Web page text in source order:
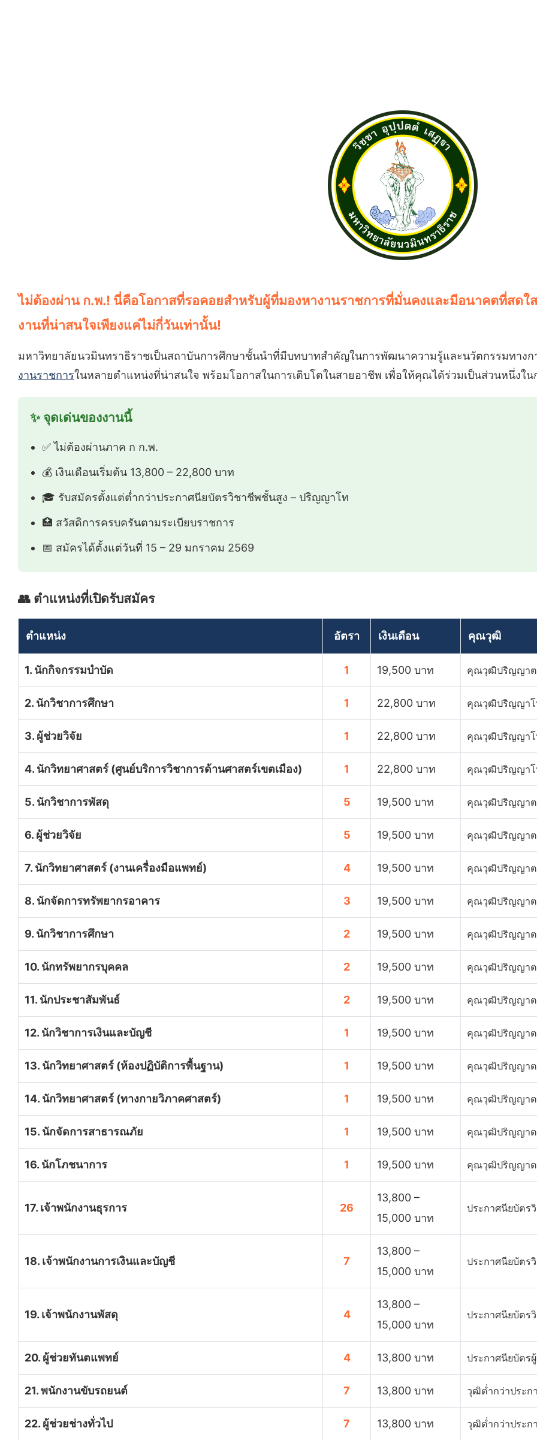
ไม่ต้องผ่าน ก.พ.! นี่คือโอกาสที่รอคอยสำหรับผู้ที่มองหางานราชการที่มั่นคงและมีอนาคตที่สด
งานที่น่าสนใจเพียงแค่ไม่กี่วันเท่านั้น!
มหาวิทยาลัยนวมินทราธิราชเป็นสถาบันการศึกษาชั้นนำที่มีบทบาทสำคัญในการพัฒนาความรู้และนวัตกรรมทางก
งานราชการในหลายตำแหน่งที่น่าสนใจ พร้อมโอกาสในการเติบโตในสายอาชีพ เพื่อให้คุณได้ร่วมเป็นส่วนหนึ่งใ
✨ จุดเด่นของงานนี้
✅ ไม่ต้องผ่านภาค ก ก.พ.
💰 เงินเดือนเริ่มต้น 13,800 – 22,800 บาท
🎓 รับสมัครตั้งแต่ต่ำกว่าประกาศนียบัตรวิชาชีพชั้นสูง – ปริญญาโท
🏥 สวัสดิการครบครันตามระเบียบราชการ
📅 สมัครได้ตั้งแต่วันที่ 15 – 29 มกราคม 2569
👥 ตำแหน่งที่เปิดรับสมัคร
ตำแหน่ง อัตรา เงินเดือน คุณวุฒิ
1. นักกิจกรรมบำบัด 1 19,500 บาท คุณวุฒิปริญญา
2. นักวิชาการศึกษา 1 22,800 บาท คุณวุฒิปริญญา
3. ผู้ช่วยวิจัย 1 22,800 บาท คุณวุฒิปริญญา
4. นักวิทยาศาสตร์ (ศูนย์บริการวิชาการด้านศาสตร์เขตเมือง) 1 22,800 บาท คุณวุฒิปริญญา
5. นักวิชาการพัสดุ 5 19,500 บาท คุณวุฒิปริญญา
6. ผู้ช่วยวิจัย 5 19,500 บาท คุณวุฒิปริญญา
7. นักวิทยาศาสตร์ (งานเครื่องมือแพทย์) 4 19,500 บาท คุณวุฒิปริญญา
8. นักจัดการทรัพยากรอาคาร 3 19,500 บาท คุณวุฒิปริญญา
9. นักวิชาการศึกษา 2 19,500 บาท คุณวุฒิปริญญา
10. นักทรัพยากรบุคคล 2 19,500 บาท คุณวุฒิปริญญา
11. นักประชาสัมพันธ์ 2 19,500 บาท คุณวุฒิปริญญา
12. นักวิชาการเงินและบัญชี 1 19,500 บาท คุณวุฒิปริญญา
13. นักวิทยาศาสตร์ (ห้องปฏิบัติการพื้นฐาน) 1 19,500 บาท คุณวุฒิปริญญา
14. นักวิทยาศาสตร์ (ทางกายวิภาคศาสตร์) 1 19,500 บาท คุณวุฒิปริญญา
15. นักจัดการสาธารณภัย 1 19,500 บาท คุณวุฒิปริญญา
16. นักโภชนาการ 1 19,500 บาท คุณวุฒิปริญญา
17. เจ้าพนักงานธุรการ 26
13,800 –
15,000 บาท
ประกาศนียบัตร
18. เจ้าพนักงานการเงินและบัญชี 7
13,800 –
15,000 บาท
ประกาศนียบัตร
19. เจ้าพนักงานพัสดุ 4
13,800 –
15,000 บาท
ประกาศนียบัตร
20. ผู้ช่วยทันตแพทย์ 4 13,800 บาท ประกาศนียบัตร
21. พนักงานขับรถยนต์ 7 13,800 บาท วุฒิต่ำกว่าประก
22. ผู้ช่วยช่างทั่วไป 7 13,800 บาท วุฒิต่ำกว่าประก